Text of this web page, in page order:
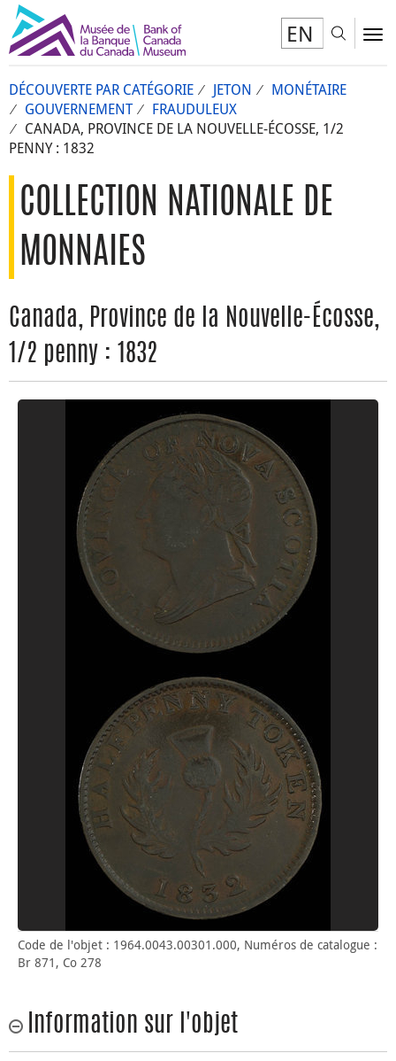
EN
DÉCOUVERTE PAR CATÉGORIE JETON
MONÉTAIRE
GOUVERNEMENT
FRAUDULEUX
CANADA, PROVINCE DE LA NOUVELLE-ÉCOSSE, 1/2
PENNY : 1832
COLLECTION NATIONALE DE
MONNAIES
Canada, Province de la Nouvelle-Écosse,
1/2 penny : 1832
Code de l'objet : 1964.0043.00301.000, Numéros de catalogue :
Br 871, Co 278
Information sur l'objet